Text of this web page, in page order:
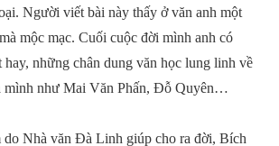
Người viết bài này thấy ở văn anh một
mộc mạc. Cuối cuộc đời mình anh có
những chân dung văn học lung linh về
mình như Mai Văn Phấn, Đỗ Quyên…
do Nhà văn Đà Linh giúp cho ra đời, Bích